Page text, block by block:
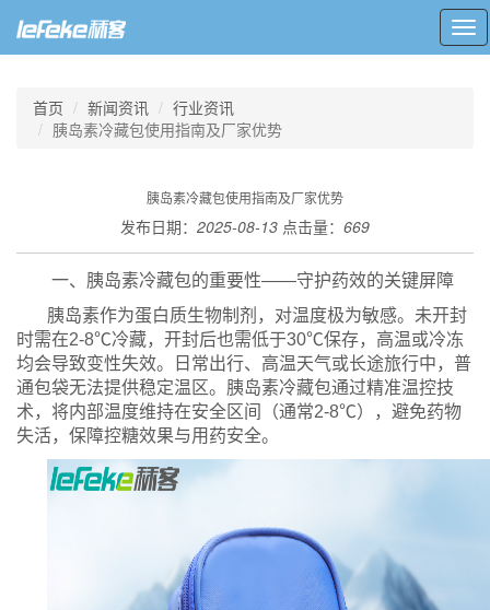
首页 新闻资讯
行业资讯
胰岛素冷藏包使用指南及厂家优势
胰岛素冷藏包使用指南及厂家优势
发布日期： 2025-08-13 点击量： 669
一、胰岛素冷藏包的重要性——守护药效的关键屏障
胰岛素作为蛋白质生物制剂，对温度极为敏感。未开封
时需在2-8℃冷藏，开封后也需低于30℃保存，高温或冷冻
均会导致变性失效。日常出行、高温天气或长途旅行中，普
通包袋无法提供稳定温区。胰岛素冷藏包通过精准温控技
术，将内部温度维持在安全区间（通常2-8℃），避免药物
失活，保障控糖效果与用药安全。